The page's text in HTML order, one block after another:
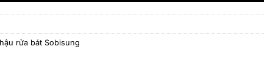
rửa bát Sobisung